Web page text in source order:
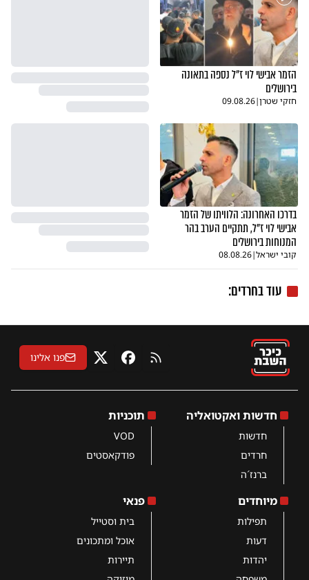
הזמר אבישי לוי ז"ל נספה בתאונה
בירושלים
חזקי שטרן|
09.08.26
בדרכו האחרונה: הלוויתו של הזמר
אבישי לוי ז"ל, תתקיים הערב בהר
המנוחות בירושלים
קובי ישראל|
08.08.26
עוד בחרדים:
RSS פייסבוקX פנו אלינו
חדשות ואקטואליה
חדשות
חרדים
ברנז´ה
תוכניות
VOD
פודקאסטים
מיוחדים
תפילות
דעות
יהדות
פנאי
בית וסטייל
אוכל ומתכונים
תיירות